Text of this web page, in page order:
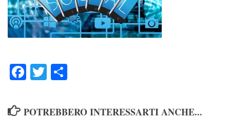
FacebookTwitter
POTREBBERO INTERESSARTI ANCHE...